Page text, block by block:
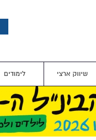
שיווק ארצי לימודים